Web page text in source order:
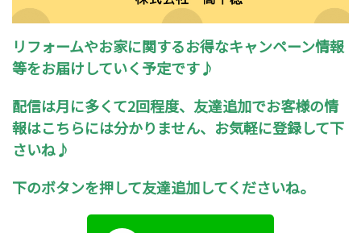
リフォームやお家に関するお得なキャンペーン情報
等をお届けしていく予定です♪
配信は月に多くて2回程度、友達追加でお客様の情
報はこちらには分かりません、お気軽に登録して下
さいね♪
下のボタンを押して友達追加してくださいね。